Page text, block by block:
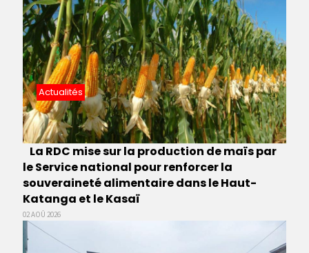
Actualités
La RDC mise sur la production de maïs par
le Service national pour renforcer la
souveraineté alimentaire dans le Haut-
Katanga et le Kasaï
02 AOÛ 2026